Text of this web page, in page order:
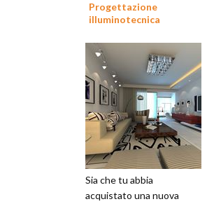
Progettazione
illuminotecnica
Sia che tu abbia
acquistato una nuova